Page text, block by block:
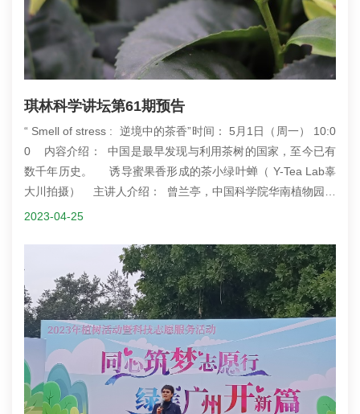
琪林科学讲坛第61期预告
“ Smell of stress : 逆境中的茶香”时间： 5月1日（周一） 10:0
0 内容介绍： 中国是最早发现与利用茶树的国家，至今已有
数千年历史。 诱导蜜果香形成的茶小绿叶蝉（ Y-Tea Lab辜
大川拍摄） 主讲人介绍： 曾兰亭，中国科学院华南植物园，
研究员、博士生导师，中国科协青年人才托举工程入选者、中
科技工作者获得者。4 . 低温带来的花香 讲座地点：华
南植物园中心大草坪办公楼一楼课室（游览区中心大草坪位于
名人植树区旁，非温室前稀...
2023-04-25